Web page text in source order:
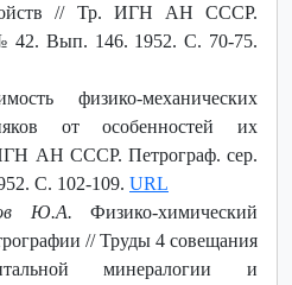
// Тр. ИГН АН СССР.
42. Вып. 146. 1952. С. 70-75.
физико-механических
от особенностей их
АН СССР. Петрограф. сер.
С. 102-109. URL
Ю.А. Физико-химический
// Труды 4 совещания
минералогии и